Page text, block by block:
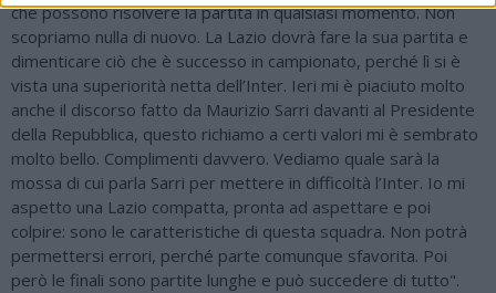
che possono risolvere la partita in qualsiasi momento. Non
scopriamo nulla di nuovo. La Lazio dovrà fare la sua partita e
dimenticare ciò che è successo in campionato, perché lì si è
vista una superiorità netta dell’Inter. Ieri mi è piaciuto molto
anche il discorso fatto da Maurizio Sarri davanti al Presidente
della Repubblica, questo richiamo a certi valori mi è sembrato
molto bello. Complimenti davvero. Vediamo quale sarà la
mossa di cui parla Sarri per mettere in difficoltà l’Inter. Io mi
aspetto una Lazio compatta, pronta ad aspettare e poi
colpire: sono le caratteristiche di questa squadra. Non potrà
permettersi errori, perché parte comunque sfavorita. Poi
però le finali sono partite lunghe e può succedere di tutto".